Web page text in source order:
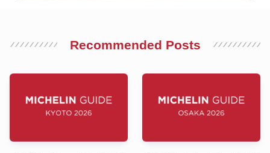
Recommended Posts